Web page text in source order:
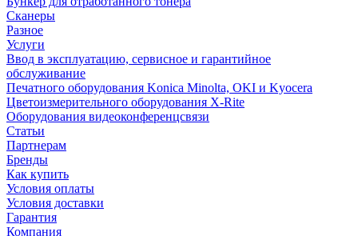
Сканеры
Разное
Услуги
Ввод в эксплуатацию, сервисное и гарантийное
обслуживание
Печатного оборудования Konica Minolta, OKI и Kyocera
Цветоизмерительного оборудования X-Rite
Оборудования видеоконференцсвязи
Статьи
Партнерам
Бренды
Как купить
Условия оплаты
Условия доставки
Гарантия
Компания